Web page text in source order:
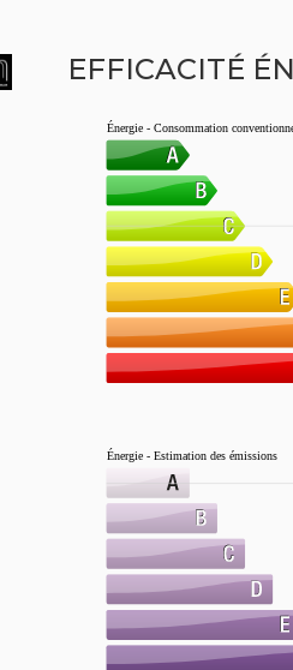
EFFICACITÉ
Énergie - Consommation
Énergie - Estimation des émissions